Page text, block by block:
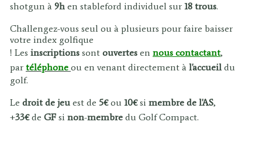
shotgun à 9h en stableford individuel sur 18 trous.
Challengez-vous seul ou à plusieurs pour faire baisser
votre index golfique
! Les inscriptions sont ouvertes en nous contactant,
par téléphone ou en venant directement à l'accueil du
golf.
Le droit de jeu est de 5€ou 10€si membre de l'AS,
+33€de GF si non-membre du Golf Compact.